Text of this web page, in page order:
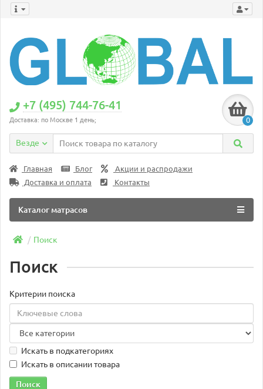
+7 (495) 744-76-41
Доставка: по Москве 1 день; 0
Везде
Главная Блог
Акции и распродажи
Доставка и оплата
Контакты
Каталог матрасов
Поиск
Поиск
Критерии поиска
Искать в подкатегориях
Искать в описании товара